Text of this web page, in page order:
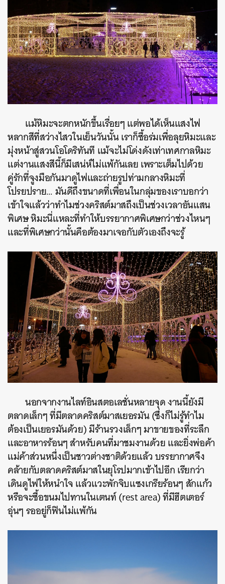
แม้หิมะจะตกหนักขึ้นเรื่อยๆ แต่พอได้เห็นแสงไฟ
หลากสีที่สว่างไสวในเย็นวันนั้น เราก็ซื้อร่มเพื่อลุยหิมะและ
มุ่งหน้าสู่สวนโอโดริทันที แม้จะไม่โด่งดังเท่าเทศกาลหิมะ
แต่งานแสงสีนี้ก็มีเสน่ห์ไม่แพ้กันเลย เพราะเต็มไปด้วย
คู่รักที่จูงมือกันมาดูไฟและถ่ายรูปท่ามกลางหิมะที่
โปรยปราย… มันดีถึงขนาดที่เพื่อนในกลุ่มของเราบอกว่า
เข้าใจแล้วว่าทำไมช่วงคริสต์มาสถึงเป็นช่วงเวลาอันแสน
พิเศษ หิมะนี่แหละที่ทำให้บรรยากาศพิเศษกว่าช่วงไหนๆ
และที่พิเศษกว่านั้นคือต้องมาเจอกับตัวเองถึงจะรู้
นอกจากงานไลท์อินสตอเลชั่นหลายจุด งานนี้ยังมี
ตลาดเล็กๆ ที่มีตลาดคริสต์มาสเยอรมัน (ซึ่งก็ไม่รู้ทำไม
ต้องเป็นเยอรมันด้วย) มีร้านรวงเล็กๆ มาขายของที่ระลึก
และอาหารร้อนๆ สำหรับคนที่มาชมงานด้วย และยิ่งพ่อค้า
แม่ค้าส่วนหนึ่งเป็นชาวต่างชาติด้วยแล้ว บรรยากาศจึง
คล้ายกับตลาดคริสต์มาสในยุโรปมากเข้าไปอีก เรียกว่า
เดินดูไฟให้หนำใจ แล้วแวะพักจิบแซงเกรียร้อนๆ สักแก้ว
หรือจะซื้อขนมไปทานในเตนท์ (rest area) ที่มีฮีตเตอร์
อุ่นๆ รออยู่ก็ฟินไม่แพ้กัน